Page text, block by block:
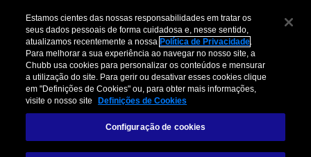
INSURANCE
Estamos cientes das nossas responsabilidades em tratar os
seus dados pessoais de forma cuidadosa e, nesse sentido,
atualizamos recentemente a nossa Política de Privacidade.
Para melhorar a sua experiência ao navegar no nosso site, a
Chubb usa cookies para personalizar os conteúdos e mensurar
a utilização do site. Para gerir ou desativar esses cookies clique
em "Definições de Cookies" ou, para obter mais informações,
visite o nosso site
Definições de Cookies
Configuração de cookies